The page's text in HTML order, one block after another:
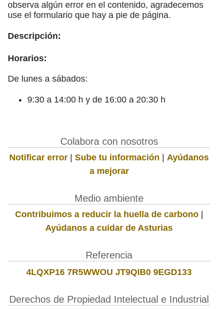
observa algún error en el contenido, agradecemos
use el formulario que hay a pie de página.
Descripción:
Horarios:
De lunes a sábados:
9:30 a 14:00 h y de 16:00 a 20:30 h
Colabora con nosotros
Notificar error | Sube tu información | Ayúdanos
a mejorar
Medio ambiente
Contribuimos a reducir la huella de carbono|
Ayúdanos a cuidar de Asturias
Referencia
4LQXP16 7R5WWOU JT9QIB0 9EGD133
Derechos de Propiedad Intelectual e Industrial